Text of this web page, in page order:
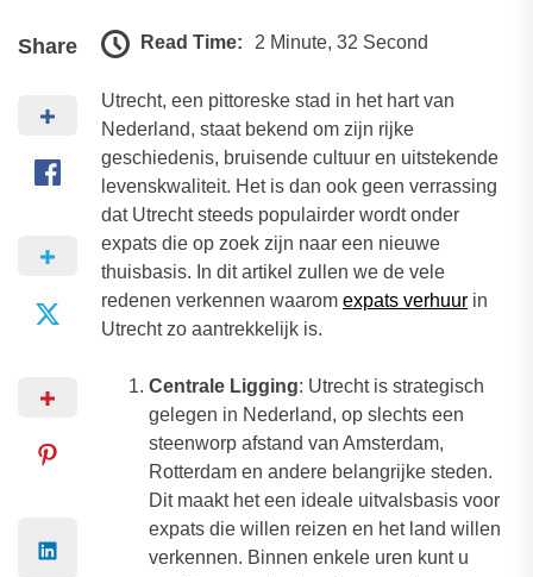
Share Read Time: 2 Minute, 32 Second
Utrecht, een pittoreske stad in het hart van
Nederland, staat bekend om zijn rijke
geschiedenis, bruisende cultuur en uitstekende
levenskwaliteit. Het is dan ook geen verrassing
dat Utrecht steeds populairder wordt onder
expats die op zoek zijn naar een nieuwe
thuisbasis. In dit artikel zullen we de vele
redenen verkennen waarom expats verhuur in
Utrecht zo aantrekkelijk is.
Centrale Ligging: Utrecht is strategisch
gelegen in Nederland, op slechts een
steenworp afstand van Amsterdam,
Rotterdam en andere belangrijke steden.
Dit maakt het een ideale uitvalsbasis voor
expats die willen reizen en het land willen
verkennen. Binnen enkele uren kunt u